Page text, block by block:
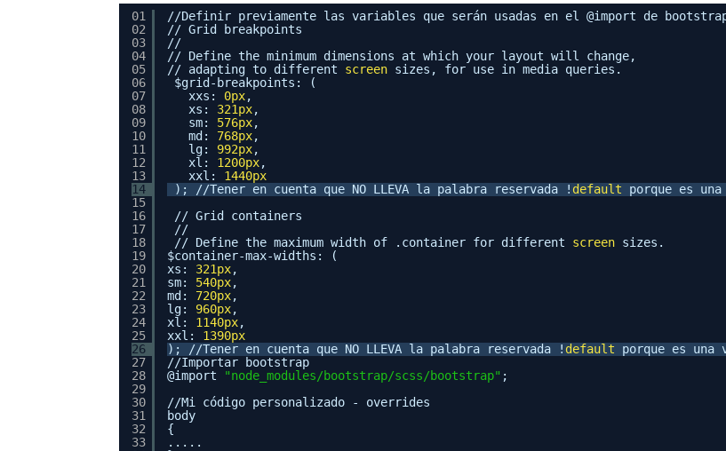
01
02
03
04
05
06
07
08
09
10
11
12
13
14
15
16
17
18
19
20
21
22
23
24
25
26
27
28
29
30
31
32
33
//Definir previamente las variables que serán usadas en el @import de
// Grid breakpoints
//
// Define the minimum dimensions at which your layout will change,
// adapting to different screen sizes, for use in media queries.
$grid-breakpoints: (
xxs: 0px,
xs: 321px,
sm: 576px,
md: 768px,
lg: 992px,
xl: 1200px,
xxl: 1440px
); //Tener en cuenta que NO LLEVA la palabra reservada ! default porque es
// Grid containers
//
// Define the maximum width of .container for different screen sizes.
$container-max-widths: (
xs: 321px,
sm: 540px,
md: 720px,
lg: 960px,
xl: 1140px,
xxl: 1390px
); //Tener en cuenta que NO LLEVA la palabra reservada ! default porque es una
//Importar bootstrap
@import "node_modules/bootstrap/scss/bootstrap" ;
//Mi código personalizado - overrides
body
{
.....